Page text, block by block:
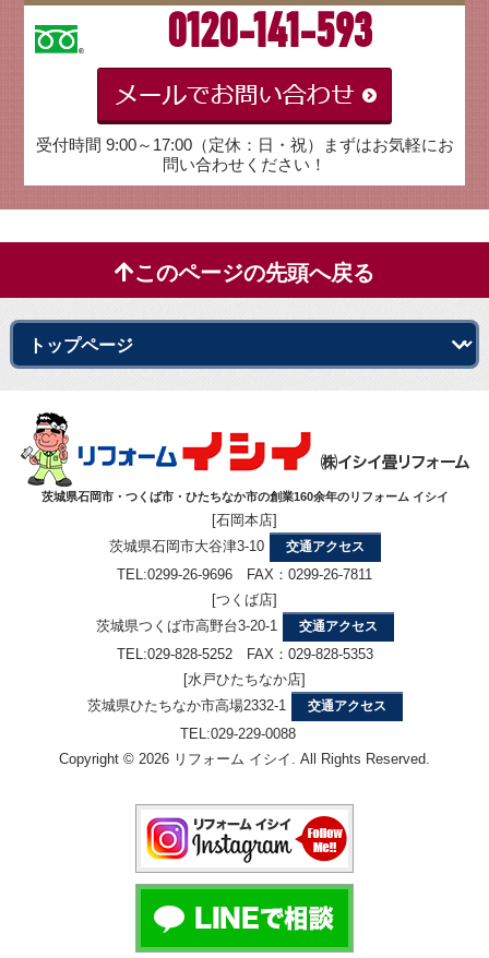
0120-141-593
受付時間 9:00～17:00（定休：日・祝）まずはお気軽にお
問い合わせください！
このページの先頭へ戻る
茨城県石岡市・つくば市・ひたちなか市の創業160余年のリフォーム イシイ
[石岡本店]
茨城県石岡市大谷津3-10
交通アクセス
TEL:0299-26-9696 FAX：0299-26-7811
[つくば店]
茨城県つくば市高野台3-20-1
交通アクセス
TEL:029-828-5252 FAX：029-828-5353
[水戸ひたちなか店]
茨城県ひたちなか市高場2332-1
交通アクセス
TEL:029-229-0088
Copyright © 2026 リフォーム イシイ. All Rights Reserved.